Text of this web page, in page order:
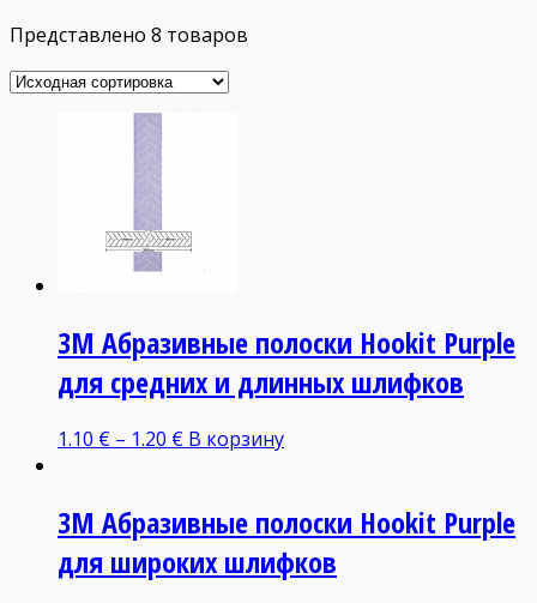
Представлено 8 товаров
3М Абразивные полоски Hoоkit Purple
для средних и длинных шлифков
1.10 € – 1.20 € В корзину
3М Абразивные полоски Hoоkit Purple
для широких шлифков